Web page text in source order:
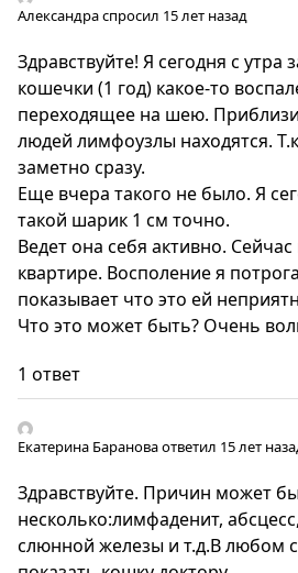
Александраспросил 15 лет назад
Здравствуйте! Я сегодня с утра
кошечки (1 год) какое-то
переходящее на шею.
людей лимфоузлы находятся.
заметно сразу.
Еще вчера такого не было. Я
такой шарик 1 см точно.
Ведет она себя активно. Сейчас
квартире. Восполение я
показывает что это ей
Что это может быть? Очень
1 ответ
Екатерина Барановаответил 15 лет
Здравствуйте. Причин может
несколько:лимфаденит,
слюнной железы и т.д.В любом